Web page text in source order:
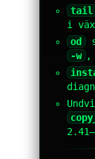
tail
i
od
-w ,